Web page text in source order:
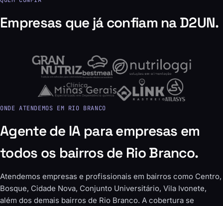
Empresas que já confiam na D2UN.
ONDE ATENDEMOS EM RIO BRANCO
Agente de IA para empresas em
todos os bairros de Rio Branco.
Atendemos empresas e profissionais em bairros como Centro,
Bosque, Cidade Nova, Conjunto Universitário, Vila Ivonete,
além dos demais bairros de Rio Branco. A cobertura se